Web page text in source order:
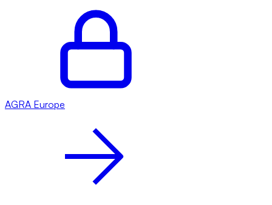
AGRA Europe